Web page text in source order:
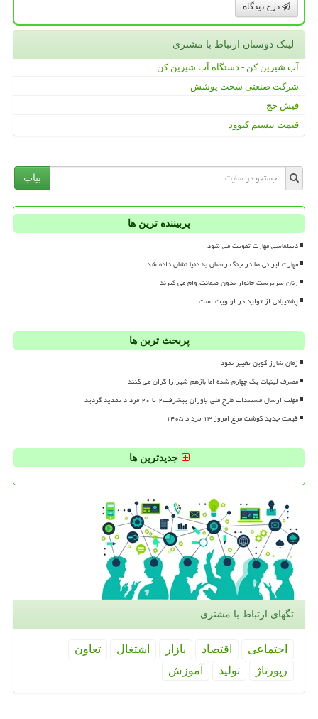
درج دیدگاه
لینک دوستان ارتباط با مشتری
آب شیرین کن - دستگاه آب شیرین کن
شرکت صنعتی سخت پوشش
فیش حج
قیمت بیسیم کنوود
بیاب
پربیننده ترین ها
دیپلماسی مهارت تقویت می شود
مهارت ایرانی ها در جنگ رمضان به دنیا نشان داده شد
زنان سرپرست خانوار بدون ضمانت وام می گیرند
پشتیبانی از تولید در اولویت است
پربحث ترین ها
زمان شارژ کوپن تغییر نمود
مصرف لبنیات یک چهارم شده اما بازهم شیر را گران می کنند
مهلت ارسال مستندات طرح ملی یاوران پیشرفت۲ تا ۲۰ مرداد تمدید گردید
قیمت جدید گوشت مرغ امروز ۱۳ مرداد ۱۴۰۵
جدیدترین ها
تگهای ارتباط با مشتری
اجتماعی اقتصاد بازار اشتغال
تعاون
رپورتاژ
تولید آموزش